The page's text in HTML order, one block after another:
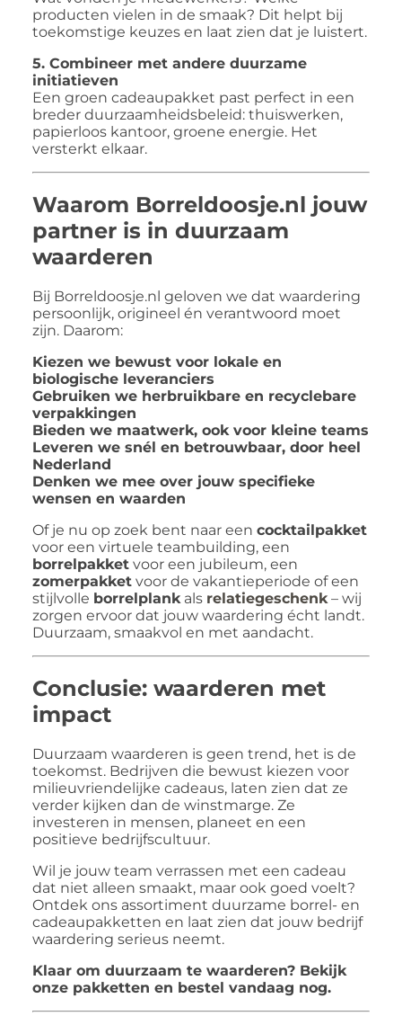
producten vielen in de smaak? Dit helpt bij
toekomstige keuzes en laat zien dat je luistert.
5. Combineer met andere duurzame
initiatieven
Een groen cadeaupakket past perfect in een
breder duurzaamheidsbeleid: thuiswerken,
papierloos kantoor, groene energie. Het
versterkt elkaar.
Waarom Borreldoosje.nl jouw
partner is in duurzaam
waarderen
Bij Borreldoosje.nl geloven we dat waardering
persoonlijk, origineel én verantwoord moet
zijn. Daarom:
Kiezen we bewust voor lokale en
biologische leveranciers
Gebruiken we herbruikbare en recyclebare
verpakkingen
Bieden we maatwerk, ook voor kleine teams
Leveren we snél en betrouwbaar, door heel
Nederland
Denken we mee over jouw specifieke
wensen en waarden
Of je nu op zoek bent naar een cocktailpakket
voor een virtuele teambuilding, een
borrelpakket voor een jubileum, een
zomerpakket voor de vakantieperiode of een
stijlvolle borrelplankals relatiegeschenk– wij
zorgen ervoor dat jouw waardering écht landt.
Duurzaam, smaakvol en met aandacht.
Conclusie: waarderen met
impact
Duurzaam waarderen is geen trend, het is de
toekomst. Bedrijven die bewust kiezen voor
milieuvriendelijke cadeaus, laten zien dat ze
verder kijken dan de winstmarge. Ze
investeren in mensen, planeet en een
positieve bedrijfscultuur.
Wil je jouw team verrassen met een cadeau
dat niet alleen smaakt, maar ook goed voelt?
Ontdek ons assortiment duurzame borrel- en
cadeaupakketten en laat zien dat jouw bedrijf
waardering serieus neemt.
Klaar om duurzaam te waarderen? Bekijk
onze pakketten en bestel vandaag nog.